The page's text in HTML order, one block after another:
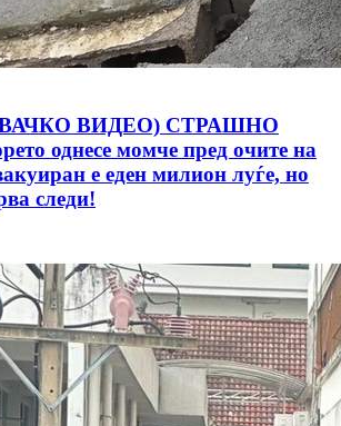
ВИДЕО) СТРАШНО
однесе момче пред очите на
е еден милион луѓе, но
следи!